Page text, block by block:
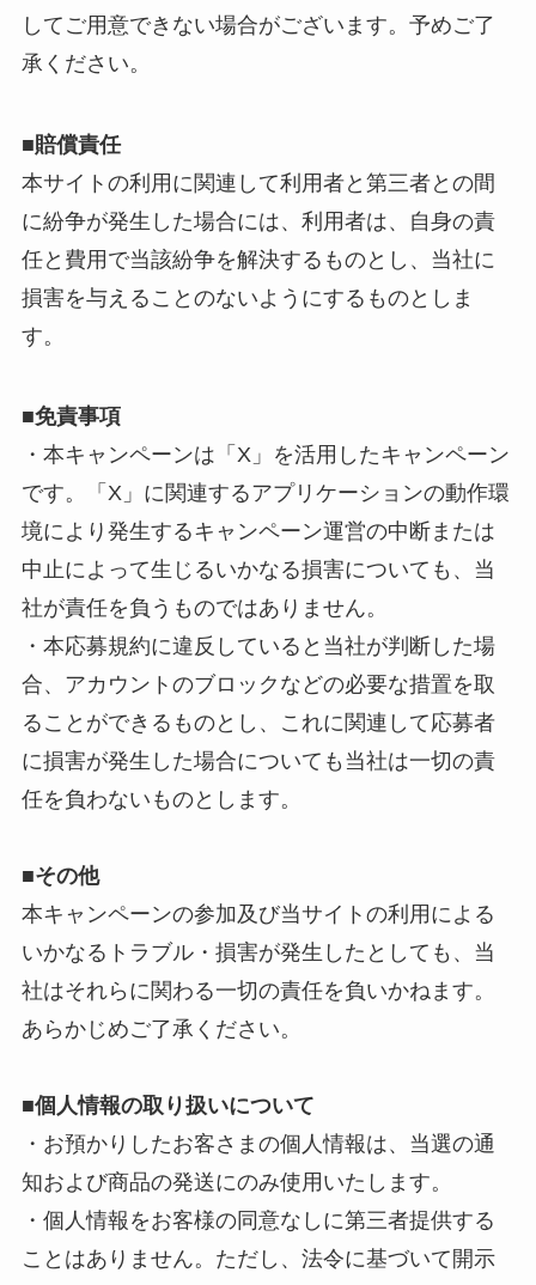
してご用意できない場合がございます。予めご了
承ください。
■賠償責任
本サイトの利用に関連して利用者と第三者との間
に紛争が発生した場合には、利用者は、自身の責
任と費用で当該紛争を解決するものとし、当社に
損害を与えることのないようにするものとしま
す。
■免責事項
・本キャンペーンは「X」を活用したキャンペーン
です。「X」に関連するアプリケーションの動作環
境により発生するキャンペーン運営の中断または
中止によって生じるいかなる損害についても、当
社が責任を負うものではありません。
・本応募規約に違反していると当社が判断した場
合、アカウントのブロックなどの必要な措置を取
ることができるものとし、これに関連して応募者
に損害が発生した場合についても当社は一切の責
任を負わないものとします。
■その他
本キャンペーンの参加及び当サイトの利用による
いかなるトラブル・損害が発生したとしても、当
社はそれらに関わる一切の責任を負いかねます。
あらかじめご了承ください。
■個人情報の取り扱いについて
・お預かりしたお客さまの個人情報は、当選の通
知および商品の発送にのみ使用いたします。
・個人情報をお客様の同意なしに第三者提供する
ことはありません。ただし、法令に基づいて開示